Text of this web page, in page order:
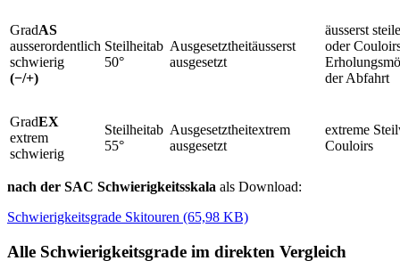
AS
ausserordentlich
schwierig
(−/+)
ab
50°
äusserst
ausgesetzt
äusserst
oder
der Abfahrt
EX
extrem
schwierig
ab
55°
extrem
ausgesetzt
extreme
Couloirs
nach der SAC Schwierigkeitsskala als Download:
Schwierigkeitsgrade Skitouren (65,98 KB)
Alle Schwierigkeitsgrade im direkten Vergleich